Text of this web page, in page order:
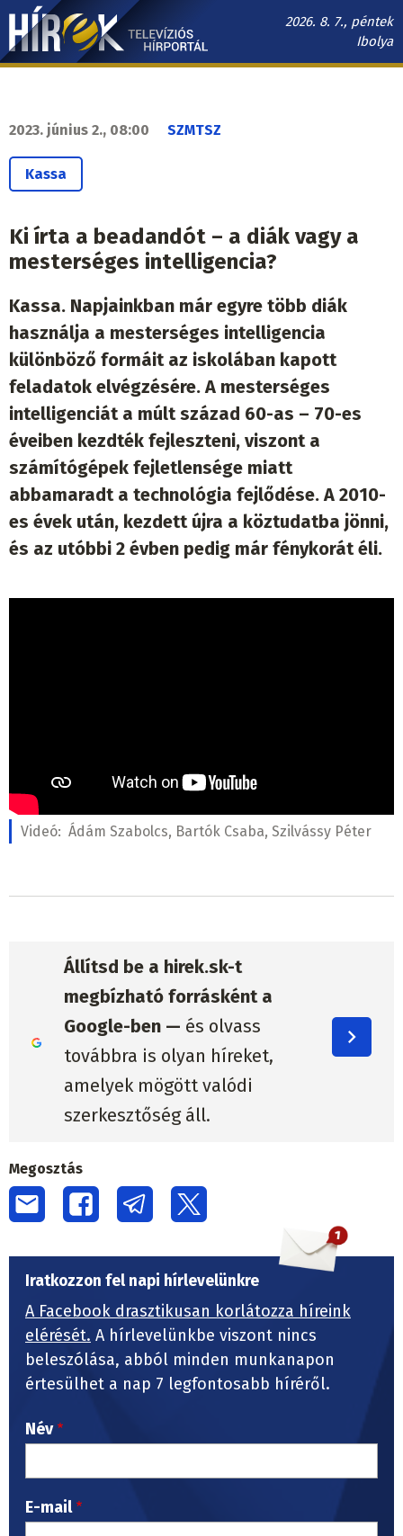
Ugrás
tartalomra
2026. 8. 7., péntek
Ibolya
Hírek.sk
navigáció
2023. június 2., 08:00 SZMTSZ
Kassa
Ki írta a beadandót – a diák vagy a
mesterséges intelligencia?
Kassa. Napjainkban már egyre több diák
használja a mesterséges intelligencia
különböző formáit az iskolában kapott
feladatok elvégzésére. A mesterséges
intelligenciát a múlt század 60-as – 70-es
éveiben kezdték fejleszteni, viszont a
számítógépek fejletlensége miatt
abbamaradt a technológia fejlődése. A 2010-
es évek után, kezdett újra a köztudatba jönni,
és az utóbbi 2 évben pedig már fénykorát éli.
Videó: Ádám Szabolcs, Bartók Csaba, Szilvássy Péter
Állítsd be a hirek.sk-t
megbízható forrásként a
Google-ben — és olvass
továbbra is olyan híreket,
amelyek mögött valódi
szerkesztőség áll.
Megosztás
Iratkozzon fel napi hírlevelünkre
A Facebook drasztikusan korlátozza híreink
elérését. A hírlevelünkbe viszont nincs
beleszólása, abból minden munkanapon
értesülhet a nap 7 legfontosabb híréről.
Név
E-mail